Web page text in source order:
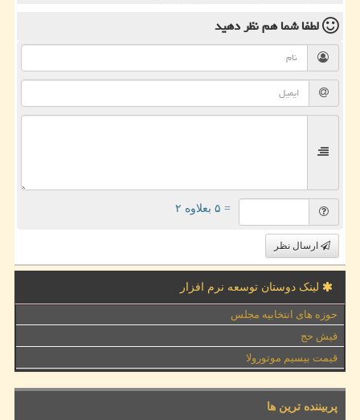
لطفا شما همنظر دهید
= ۵ بعلاوه ۲
ارسال نظر
لینک دوستان توسعه نرم افزار
حوزه های انتخابیه مجلس
فیش حج
قیمت بیسیم موتورولا
پربیننده ترین ها